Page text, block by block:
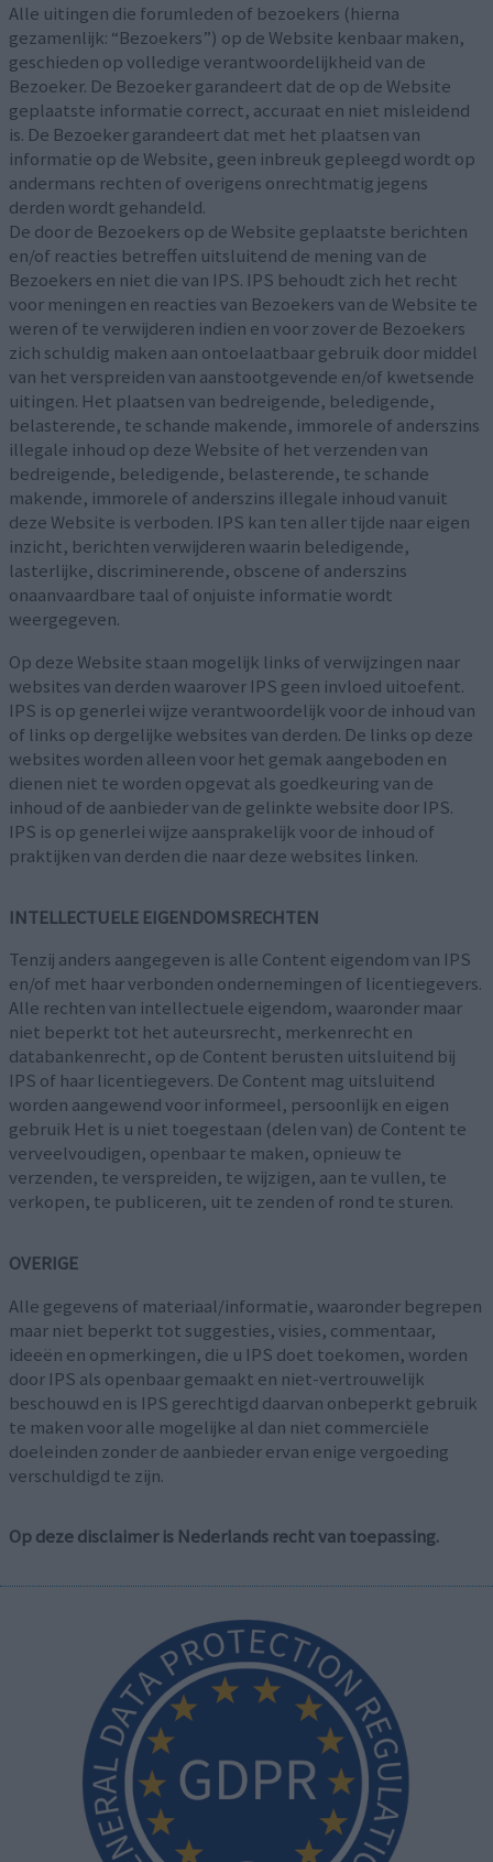
Alle uitingen die forumleden of bezoekers (hierna
gezamenlijk: “Bezoekers”) op de Website kenbaar maken,
geschieden op volledige verantwoordelijkheid van de
Bezoeker. De Bezoeker garandeert dat de op de Website
geplaatste informatie correct, accuraat en niet misleidend
is. De Bezoeker garandeert dat met het plaatsen van
informatie op de Website, geen inbreuk gepleegd wordt op
andermans rechten of overigens onrechtmatig jegens
derden wordt gehandeld.
De door de Bezoekers op de Website geplaatste berichten
en/of reacties betreffen uitsluitend de mening van de
Bezoekers en niet die van IPS. IPS behoudt zich het recht
voor meningen en reacties van Bezoekers van de Website te
weren of te verwijderen indien en voor zover de Bezoekers
zich schuldig maken aan ontoelaatbaar gebruik door middel
van het verspreiden van aanstootgevende en/of kwetsende
uitingen. Het plaatsen van bedreigende, beledigende,
belasterende, te schande makende, immorele of anderszins
illegale inhoud op deze Website of het verzenden van
bedreigende, beledigende, belasterende, te schande
makende, immorele of anderszins illegale inhoud vanuit
deze Website is verboden. IPS kan ten aller tijde naar eigen
inzicht, berichten verwijderen waarin beledigende,
lasterlijke, discriminerende, obscene of anderszins
onaanvaardbare taal of onjuiste informatie wordt
weergegeven.
Op deze Website staan mogelijk links of verwijzingen naar
websites van derden waarover IPS geen invloed uitoefent.
IPS is op generlei wijze verantwoordelijk voor de inhoud van
of links op dergelijke websites van derden. De links op deze
websites worden alleen voor het gemak aangeboden en
dienen niet te worden opgevat als goedkeuring van de
inhoud of de aanbieder van de gelinkte website door IPS.
IPS is op generlei wijze aansprakelijk voor de inhoud of
praktijken van derden die naar deze websites linken.
INTELLECTUELE EIGENDOMSRECHTEN
Tenzij anders aangegeven is alle Content eigendom van IPS
en/of met haar verbonden ondernemingen of licentiegevers.
Alle rechten van intellectuele eigendom, waaronder maar
niet beperkt tot het auteursrecht, merkenrecht en
databankenrecht, op de Content berusten uitsluitend bij
IPS of haar licentiegevers. De Content mag uitsluitend
worden aangewend voor informeel, persoonlijk en eigen
gebruik Het is u niet toegestaan (delen van) de Content te
verveelvoudigen, openbaar te maken, opnieuw te
verzenden, te verspreiden, te wijzigen, aan te vullen, te
verkopen, te publiceren, uit te zenden of rond te sturen.
OVERIGE
Alle gegevens of materiaal/informatie, waaronder begrepen
maar niet beperkt tot suggesties, visies, commentaar,
ideeën en opmerkingen, die u IPS doet toekomen, worden
door IPS als openbaar gemaakt en niet-vertrouwelijk
beschouwd en is IPS gerechtigd daarvan onbeperkt gebruik
te maken voor alle mogelijke al dan niet commerciële
doeleinden zonder de aanbieder ervan enige vergoeding
verschuldigd te zijn.
Op deze disclaimer is Nederlands recht van toepassing.